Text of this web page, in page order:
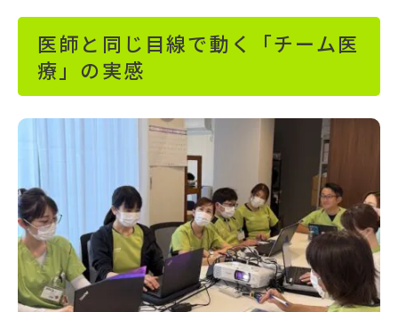
医師と同じ目線で動く「チーム医
療」の実感